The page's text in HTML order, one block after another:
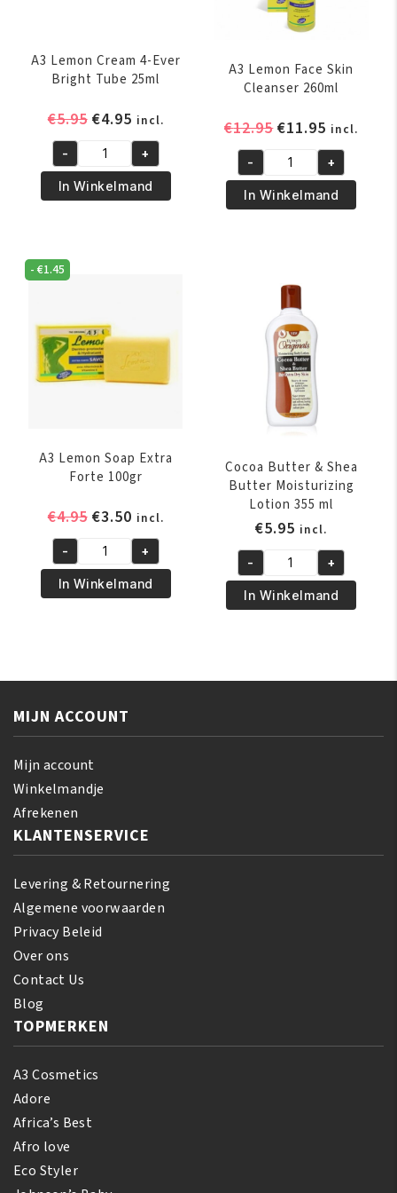
A3 Lemon Cream 4-Ever
Bright Tube 25ml
€5.95 Oorspronkelijke
was:
€5.95.
€4.95Huidige
prijs
is:
€4.95.
incl.
A3
Lemon
Cream
Bright
aantal
- +
In Winkelmand
A3 Lemon Face Skin
Cleanser 260ml
€12.95
was:
€12.95.
€11.95 Huidige
prijs
is:
€11.95.
incl.
A3
Lemon
Face
- +
In Winkelmand
-€1.45
A3 Lemon Soap Extra
Forte 100gr
€4.95 Oorspronkelijke
was:
€4.95.
€3.50Huidige
prijs
is:
€3.50.
incl.
A3
Lemon
Soap
- +
In Winkelmand
Cocoa Butter & Shea
Butter Moisturizing
Lotion 355 ml
€5.95 incl.
Cocoa
Butter
&
Moisturizing
ml
- +
In Winkelmand
MIJN ACCOUNT
Mijn account
Winkelmandje
Afrekenen
KLANTENSERVICE
Levering & Retournering
Algemene voorwaarden
Privacy Beleid
Over ons
Contact Us
Blog
TOPMERKEN
A3 Cosmetics
Adore
Africa’s Best
Afro love
Eco Styler